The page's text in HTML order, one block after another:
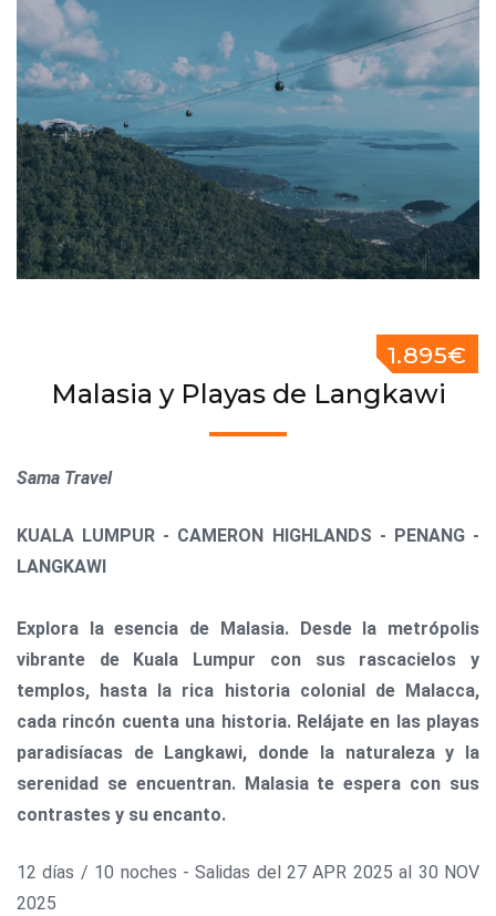
Malasia y Playas de Langkawi
1.895€
Sama Travel
KUALA LUMPUR - CAMERON HIGHLANDS - PENANG -
LANGKAWI
Explora la esencia de Malasia. Desde la metrópolis
vibrante de Kuala Lumpur con sus rascacielos y
templos, hasta la rica historia colonial de Malacca,
cada rincón cuenta una historia. Relájate en las playas
paradisíacas de Langkawi, donde la naturaleza y la
serenidad se encuentran. Malasia te espera con sus
contrastes y su encanto.
12 días / 10 noches - Salidas del 27 APR 2025 al 30 NOV
2025